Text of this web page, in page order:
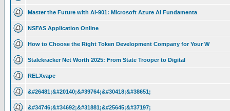
Master the Future with AI-901: Microsoft Azure AI Fundamenta
NSFAS Application Online
How to Choose the Right Token Development Company for Your W
Stalekracker Net Worth 2025: From State Trooper to Digital
RELXvape
&#26481;&#20140;&#39764;&#30418;&#38651;
&#34746;&#34692;&#31881;&#25645;&#37197;